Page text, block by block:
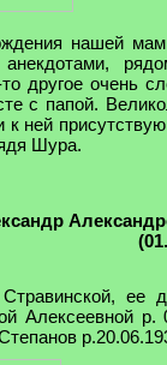
нашей
другое очень
с папой.
ней
Шура.
ее
Алексеевной р.